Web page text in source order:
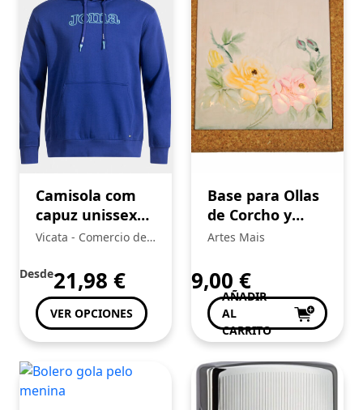
Camisola com
capuz unissexo
U-Tribe azul
Vicata - Comercio de
Unipersonal S.L.:
Desde21,98 €
VER OPCIONES
Base para Ollas
de Corcho y
Azulejo Floral
Artes Mais
9,00 €
AÑADIR
AL
CARRITO